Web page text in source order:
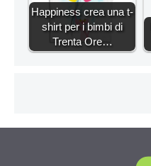
Happiness crea una t-
shirt per i bimbi di
Trenta Ore…